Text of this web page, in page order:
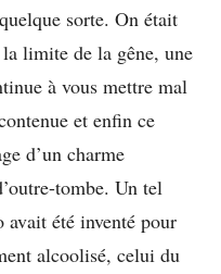
sorte. On était
la limite de la gêne, une
à vous mettre mal
et enfin ce
d’un charme
tombe. Un tel
avait été inventé pour
alcoolisé, celui du